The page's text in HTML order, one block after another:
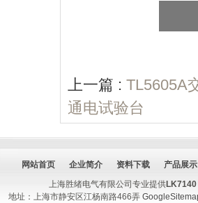
上一篇 : TL5605A
通电试验台
网站首页 企业简介 资料下载
产品展示
上海胜绪电气有限公司专业提供
地址：上海市静安区江杨南路466弄